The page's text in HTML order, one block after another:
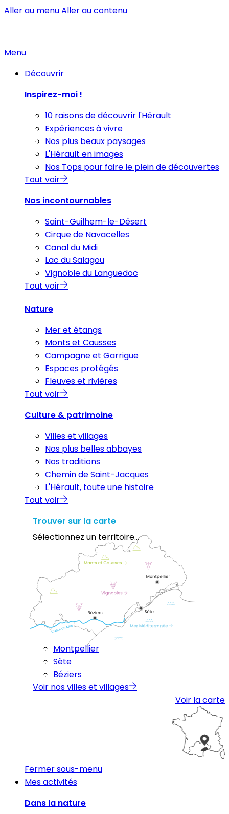
Aller au menuAller au contenu
Menu
Découvrir
Inspirez-moi !
10 raisons de découvrir l'Hérault
Expériences à vivre
Nos plus beaux paysages
L'Hérault en images
Nos Tops pour faire le plein de découvertes
Tout voir
Nos incontournables
Saint-Guilhem-le-Désert
Cirque de Navacelles
Canal du Midi
Lac du Salagou
Vignoble du Languedoc
Tout voir
Nature
Mer et étangs
Monts et Causses
Campagne et Garrigue
Espaces protégés
Fleuves et rivières
Tout voir
Culture & patrimoine
Villes et villages
Nos plus belles abbayes
Nos traditions
Chemin de Saint-Jacques
L'Hérault, toute une histoire
Tout voir
Trouver sur la carte
Sélectionnez un territoire...
Montpellier
Sète
Béziers
Voir nos villes et villages
Voir la carte
Fermer sous-menu
Mes activités
Dans la nature